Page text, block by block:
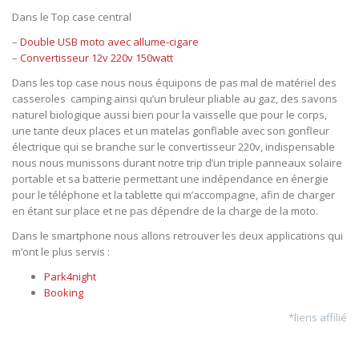
Dans le Top case central
– Double USB moto avec allume-cigare
– Convertisseur 12v 220v 150watt
Dans les top case nous nous équipons de pas mal de matériel des
casseroles camping ainsi qu’un bruleur pliable au gaz, des savons
naturel biologique aussi bien pour la vaisselle que pour le corps,
une tante deux places et un matelas gonflable avec son gonfleur
électrique qui se branche sur le convertisseur 220v, indispensable
nous nous munissons durant notre trip d’un triple panneaux solaire
portable et sa batterie permettant une indépendance en énergie
pour le téléphone et la tablette qui m’accompagne, afin de charger
en étant sur place et ne pas dépendre de la charge de la moto.
Dans le smartphone nous allons retrouver les deux applications qui
m’ont le plus servis :
Park4night
Booking
*liens affilié